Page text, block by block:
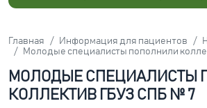
Главная Информация для пациентов
Молодые специалисты пополнили
МОЛОДЫЕ СПЕЦИАЛИСТЫ
КОЛЛЕКТИВ ГБУЗ СПБ № 7